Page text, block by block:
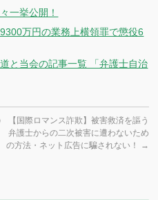
一挙公開！
万円の業務上横領罪で懲役6
と当会の記事一覧 「弁護士自治
【国際ロマンス詐欺】被害救済を謳う
弁護士からの二次被害に遭わないため
の方法・ネット広告に騙されない！
→